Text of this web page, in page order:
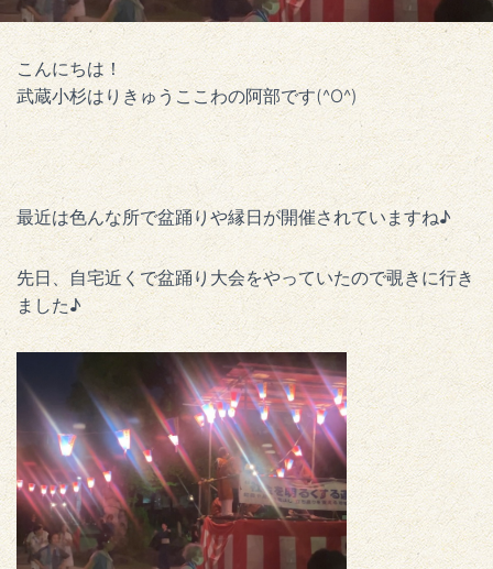
こんにちは！
武蔵小杉はりきゅうここわの阿部です(^O^)
最近は色んな所で盆踊りや縁日が開催されていますね♪
先日、自宅近くで盆踊り大会をやっていたので覗きに行き
ました♪